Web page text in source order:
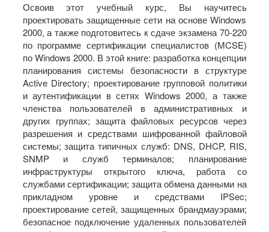
Освоив этот учебный курс, Вы научитесь
проектировать защищенные сети на основе Windows
2000, а также подготовитесь к сдаче экзамена 70-220
по программе сертификации специалистов (MCSE)
по Windows 2000. В этой книге: разработка концепции
планирования системы безопасности в структуре
Active Directory; проектирование групповой политики
и аутентификации в сетях Windows 2000, а также
членства пользователей в административных и
других группах; защита файловых ресурсов через
разрешения и средствами шифрованной файловой
системы; защита типичных служб: DNS, DHCP, RIS,
SNMP и служб терминалов; планирование
инфраструктуры открытого ключа, работа со
службами сертификации; защита обмена данными на
прикладном уровне и средствами IPSec;
проектирование сетей, защищенных брандмауэрами;
безопасное подключение удаленных пользователей